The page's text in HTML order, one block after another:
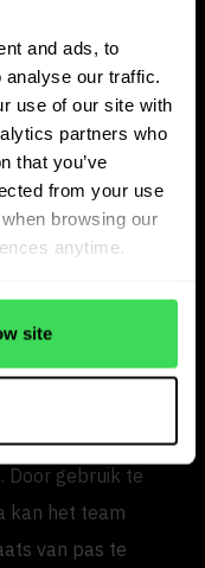
and ads, to
analyse our traffic.
use of our site with
partners who
that you’ve
from your use
browsing our
anytime.
site
teams JP.cars
en de
van dagelijkse
workflows, zodat
plaats
kansen
vertrouwen in
Door gebruik te
kan het team
van pas te